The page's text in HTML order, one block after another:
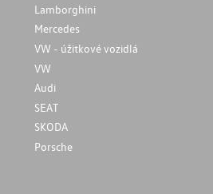
Lamborghini
Mercedes
VW - úžitkové vozidlá
VW
Audi
SEAT
SKODA
Porsche